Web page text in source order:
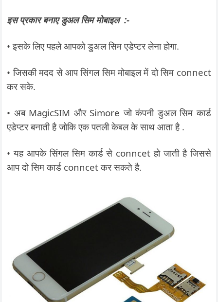
इस प्रकार बनाए डुअल सिम मोबाइल :-
• इसके लिए पहले आपको डुअल सिम एडेप्टर लेना होगा.
• जिसकी मदद से आप सिंगल सिम मोबाइल में दो सिम connect
कर सके.
• अब MagicSIM और Simore जो कंपनी डुअल सिम कार्ड
एडेप्टर बनाती है जोकि एक पतली केबल के साथ आता है .
•यह आपके सिंगल सिम कार्ड से conncet हो जाती है जिससे
आपदो सिम कार्ड conncet कर सकते है.